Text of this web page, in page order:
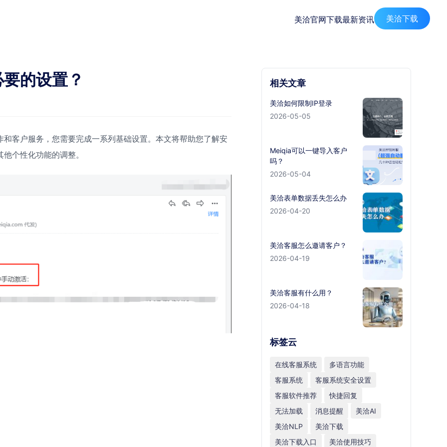
美洽官网下载最新资讯 美洽下载
的设置？
客户服务，您需要完成一系列基础设置。本文将帮助您了解安
个性化功能的调整。
相关文章
美洽如何限制IP登录
2026-05-05
Meiqia可以一键导入客户
吗？
2026-05-04
美洽表单数据丢失怎么办
2026-04-20
美洽客服怎么邀请客户？
2026-04-19
美洽客服有什么用？
2026-04-18
标签云
在线客服系统
多语言功能
客服系统
客服系统安全设置
客服软件推荐
快捷回复
无法加载
消息提醒
美洽AI
美洽NLP
美洽下载
美洽下载入口
美洽使用技巧